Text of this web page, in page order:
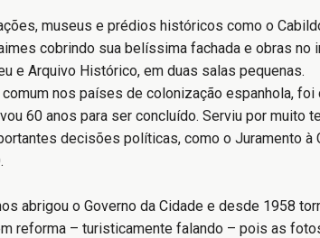
museus e prédios históricos como o
cobrindo sua belíssima fachada e obras no
e Arquivo Histórico, em duas salas pequenas.
nos países de colonização espanhola,
60 anos para ser concluído. Serviu por muito
decisões políticas, como o Juramento à
abrigou o Governo da Cidade e desde 1958
reforma – turisticamente falando – pois as